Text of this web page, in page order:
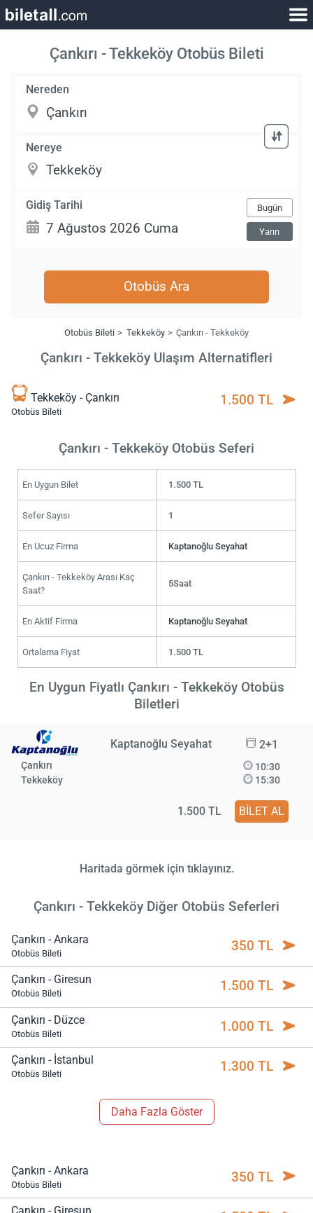
Çankırı - Tekkeköy Otobüs Bileti
Nereden
Nereye
Gidiş Tarihi Bugün
Yarın
Otobüs Ara
Otobüs Bileti Tekkeköy Çankırı - Tekkeköy
Çankırı - Tekkeköy Ulaşım Alternatifleri
Tekkeköy - Çankırı
Otobüs Bileti
1.500 TL
Çankırı - Tekkeköy Otobüs Seferi
En Uygun Bilet 1.500 TL
Sefer Sayısı 1
En Ucuz Firma Kaptanoğlu Seyahat
Çankırı - Tekkeköy Arası Kaç
Saat?
5Saat
En Aktif Firma Kaptanoğlu Seyahat
Ortalama Fiyat 1.500 TL
En Uygun Fiyatlı Çankırı - Tekkeköy Otobüs
Biletleri
Kaptanoğlu Seyahat 2+1
Çankırı
Tekkeköy
10:30
15:30
1.500 TL BİLET AL
Haritada görmek için tıklayınız.
Çankırı - Tekkeköy Diğer Otobüs Seferleri
Çankırı - Ankara
Otobüs Bileti 350 TL
Çankırı - Giresun
Otobüs Bileti 1.500 TL
Çankırı - Düzce
Otobüs Bileti 1.000 TL
Çankırı - İstanbul
Otobüs Bileti 1.300 TL
Daha Fazla Göster
Çankırı - Ankara
Otobüs Bileti 350 TL